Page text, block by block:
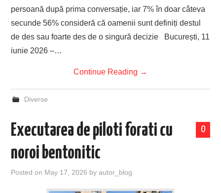
persoană după prima conversație, iar 7% în doar câteva
secunde 56% consideră că oamenii sunt definiți destul
de des sau foarte des de o singură decizie București, 11
iunie 2026 –…
Continue Reading →
Diverse
0
Executarea de piloti forati cu
noroi bentonitic
Posted on May 17, 2026 byautor_blog